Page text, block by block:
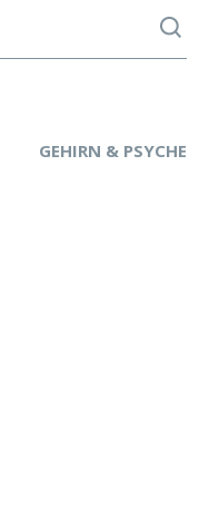
GEHIRN & PSYCHE